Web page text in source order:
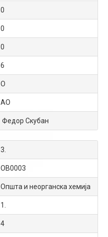
0
0
0
6
О
АО
Федор Скубан
3.
OB0003
Општа и неорганска хемија
1.
4